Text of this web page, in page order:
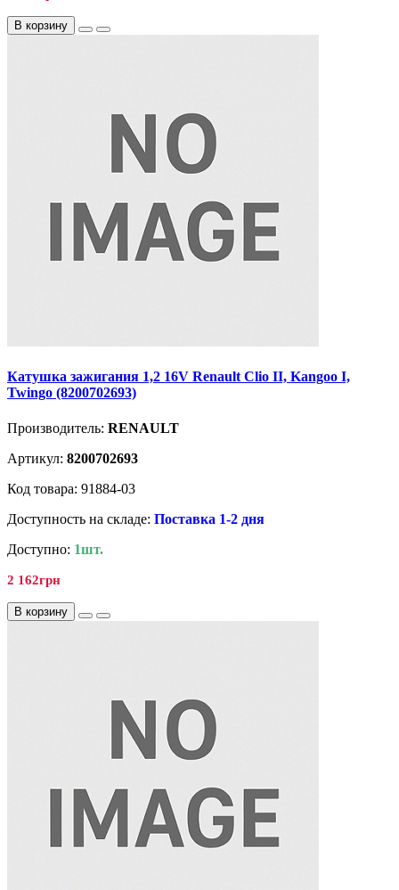
В корзину
Катушка зажигания 1,2 16V Renault Clio II, Kangoo I,
Twingo (8200702693)
Производитель: RENAULT
Артикул: 8200702693
Код товара: 91884-03
Доступность на складе: Поставка 1-2 дня
Доступно: 1шт.
2 162грн
В корзину